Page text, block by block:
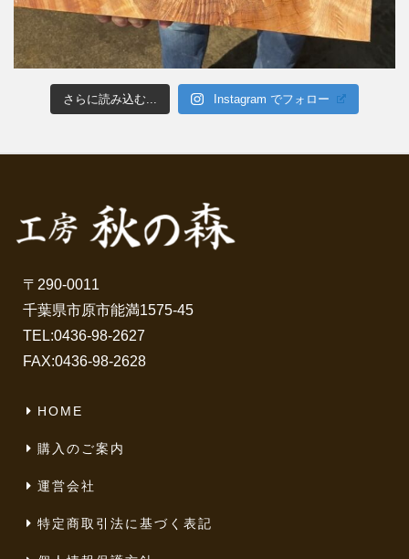
さらに読み込む... Instagram でフォロー
〒290-0011
千葉県市原市能満1575-45
TEL:0436-98-2627
FAX:0436-98-2628
HOME
購入のご案内
運営会社
特定商取引法に基づく表記